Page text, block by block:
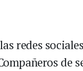
redes
de